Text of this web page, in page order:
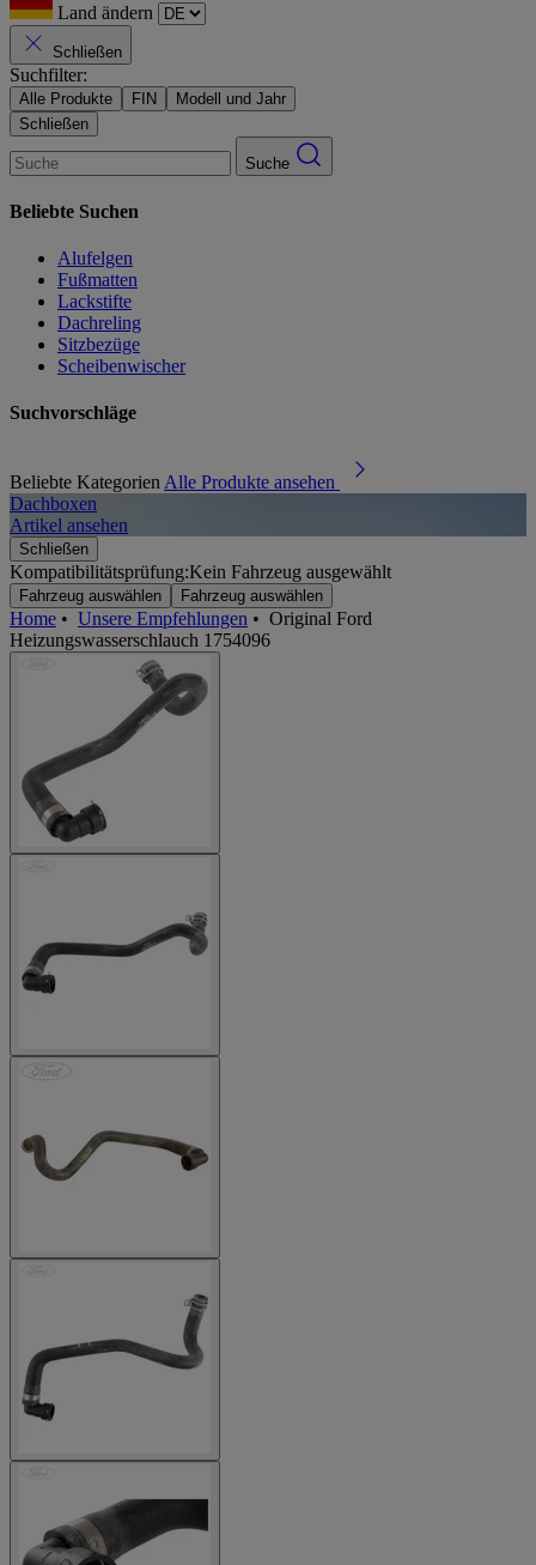
Land ändern
Schließen
Suchfilter:
Alle Produkte FIN
Modell und Jahr
Schließen
Suche
Beliebte Suchen
Alufelgen
Fußmatten
Lackstifte
Dachreling
Sitzbezüge
Scheibenwischer
Suchvorschläge
Beliebte Kategorien Alle Produkte ansehen
Dachboxen
Artikel ansehen
Schließen
Kompatibilitätsprüfung:Kein Fahrzeug ausgewählt
Fahrzeug auswählen Fahrzeug auswählen
Home • Unsere Empfehlungen • Original Ford
Heizungswasserschlauch 1754096